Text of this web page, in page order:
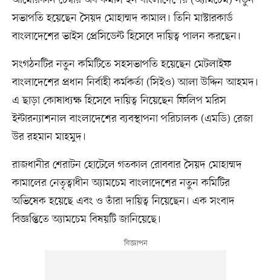
সভাপতি হয়েছেন সৈয়দ মোহাম্মদ কামাল। তিনি মাস্টারকার্ড
বাংলাদেশের ভাইস প্রেসিডেন্ট হিসেবে দায়িত্ব পালন করছেন।
সংগঠনটির নতুন কমিটিতে সহসভাপতি হয়েছেন মেটলাইফ
বাংলাদেশের প্রধান নির্বাহী কর্মকর্তা (সিইও) আলা উদ্দিন আহমদ।
এ ছাড়া কোষাধ্যক্ষ হিসেবে দায়িত্ব নিয়েছেন ফিলিপ মরিস
ইন্টারন্যাশনাল বাংলাদেশের ব্যবস্থাপনা পরিচালক (এমডি) রেজা
উর রহমান মাহমুদ।
রাজধানীর শেরাটন হোটেলে গতকাল রোববার সৈয়দ মোহাম্মদ
কামালের নেতৃত্বাধীন অ্যামচেম বাংলাদেশের নতুন কমিটির
অভিষেক হয়েছে এবং ও তাঁরা দায়িত্ব নিয়েছেন। এক সংবাদ
বিজ্ঞপ্তিতে অ্যামচেম বিষয়টি জানিয়েছে।